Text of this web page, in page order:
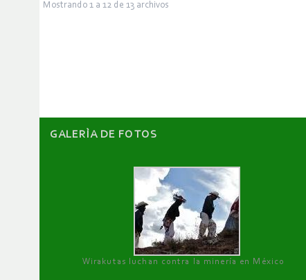
Mostrando 1 a 12 de 13 archivos
GALERÌA DE FOTOS
Wirakutas luchan contra la minería en México